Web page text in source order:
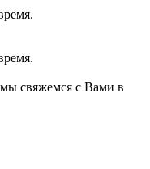
свяжемся с Вами в